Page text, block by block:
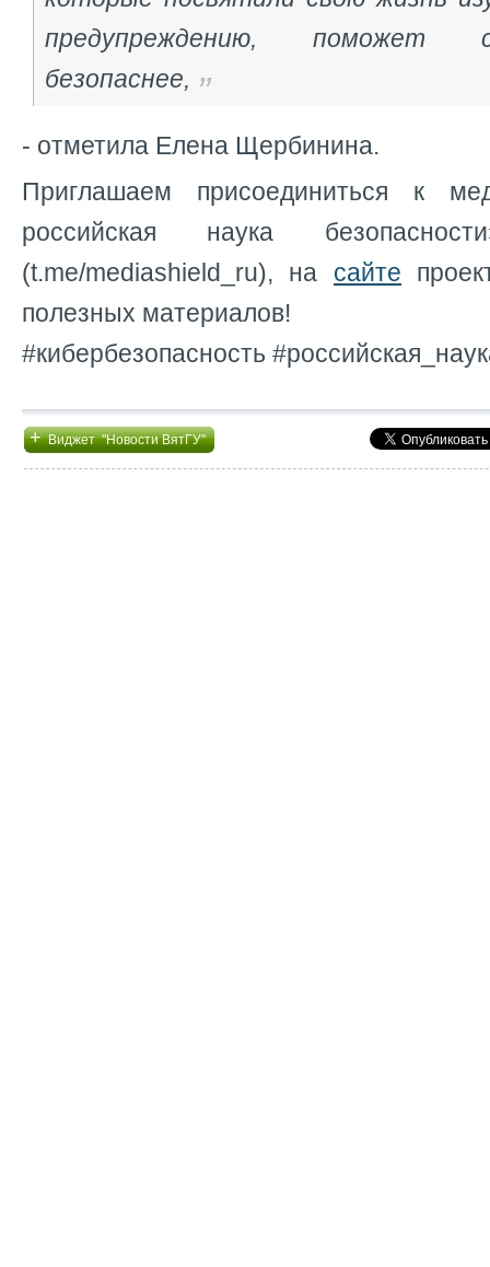
предупреждению, поможет
безопаснее,
- отметила Елена Щербинина.
Приглашаем присоединиться к
российская наука
(t.me/mediashield_ru), на сайте
полезных материалов!
#кибербезопасность
+Виджет "Новости ВятГУ"